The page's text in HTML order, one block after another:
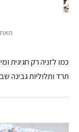
מאת
כמו לזניה רק חגיגית
תרד ותלוליות גבינה